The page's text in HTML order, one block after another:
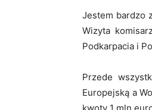
Jestem bardzo
Wizyta
Podkarpacia i
Przede
Europejską a